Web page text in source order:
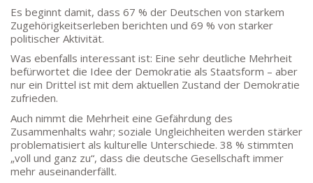
Es beginnt damit, dass 67 % der Deutschen von starkem
Zugehörigkeitserleben berichten und 69 % von starker
politischer Aktivität.
Was ebenfalls interessant ist: Eine sehr deutliche Mehrheit
befürwortet die Idee der Demokratie als Staatsform – aber
nur ein Drittel ist mit dem aktuellen Zustand der Demokratie
zufrieden.
Auch nimmt die Mehrheit eine Gefährdung des
Zusammenhalts wahr; soziale Ungleichheiten werden stärker
problematisiert als kulturelle Unterschiede. 38 % stimmten
„voll und ganz zu“, dass die deutsche Gesellschaft immer
mehr auseinanderfällt.